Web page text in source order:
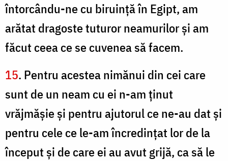
întorcându-ne cu biruinţă în Egipt, am
arătat dragoste tuturor neamurilor şi am
făcut ceea ce se cuvenea să facem.
15. Pentru acestea nimănui din cei care
sunt de un neam cu ei n-am ţinut
vrăjmăşie şi pentru ajutorul ce ne-au dat şi
pentru cele ce le-am încredinţat lor de la
început şi de care ei au avut grijă, ca să le